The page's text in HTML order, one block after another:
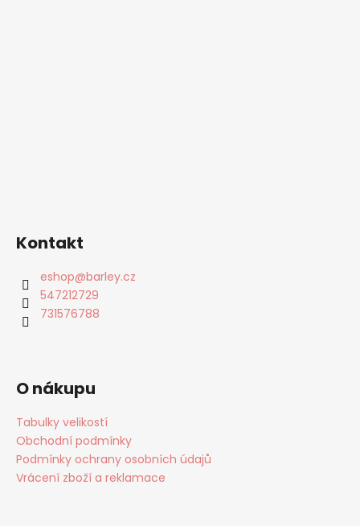
Kontakt
eshop@barley.cz
547212729
731576788
O nákupu
Tabulky velikostí
Obchodní podmínky
Podmínky ochrany osobních údajů
Vrácení zboží a reklamace